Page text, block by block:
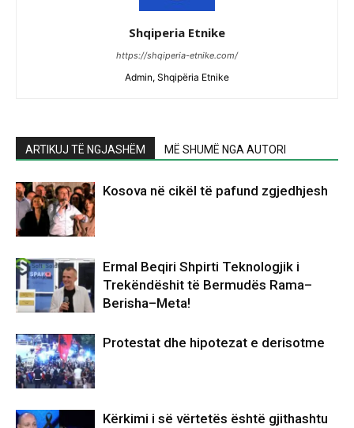
Shqiperia Etnike
https://shqiperia-etnike.com/
Admin, Shqipëria Etnike
ARTIKUJ TË NGJASHËM MË SHUMË NGA AUTORI
Kosova në cikël të pafund zgjedhjesh
Ermal Beqiri Shpirti Teknologjik i
Trekëndëshit të Bermudës Rama–
Berisha–Meta!
Protestat dhe hipotezat e derisotme
Kërkimi i së vërtetës është gjithashtu